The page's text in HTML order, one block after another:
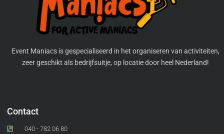
Event Maniacs is gespecialiseerd in het organiseren van activiteiten,
zeer geschikt als bedrijfsuitje, op locatie door heel Nederland!
Contact
040 - 782 06 80